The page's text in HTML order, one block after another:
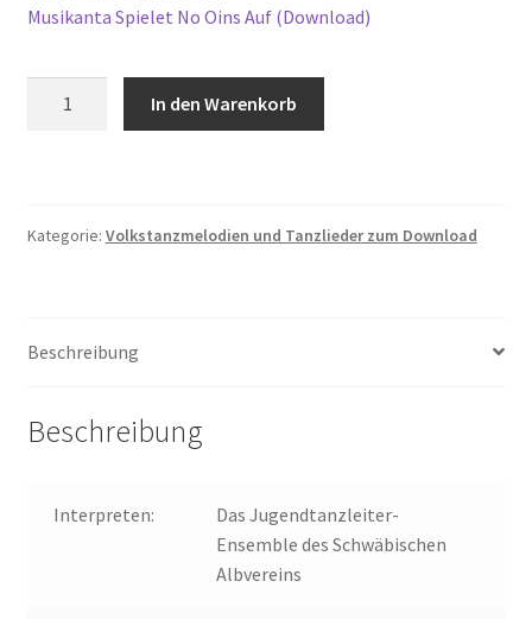
Musikanta Spielet No Oins Auf (Download)
Menge
In den Warenkorb
Kategorie: Volkstanzmelodien und Tanzlieder zum Download
Beschreibung
Beschreibung
Interpreten:
Das Jugendtanzleiter-
Ensemble des Schwäbischen
Albvereins